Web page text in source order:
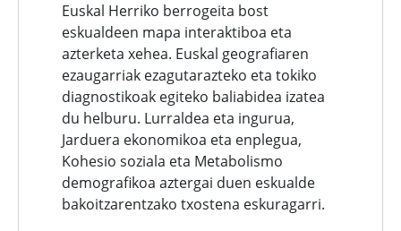
Euskal Herriko berrogeita bost
eskualdeen mapa interaktiboa eta
azterketa xehea. Euskal geografiaren
ezaugarriak ezagutarazteko eta tokiko
diagnostikoak egiteko baliabidea izatea
du helburu. Lurraldea eta ingurua,
Jarduera ekonomikoa eta enplegua,
Kohesio soziala eta Metabolismo
demografikoa aztergai duen eskualde
bakoitzarentzako txostena eskuragarri.